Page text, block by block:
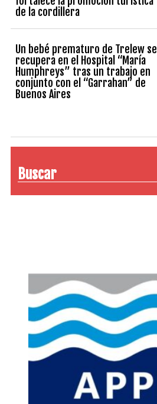
de la cordillera
Un bebé prematuro de Trelew se
recupera en el Hospital “María
Humphreys” tras un trabajo en
conjunto con el “Garrahan” de
Buenos Aires
Buscar